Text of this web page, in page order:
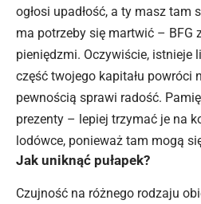
ogłosi upadłość, a ty masz tam
ma potrzeby się martwić – BFG
pieniędzmi. Oczywiście, istnieje
część twojego kapitału powróci
pewnością sprawi radość.
prezenty – lepiej trzymać je na
lodówce, ponieważ tam mogą
Jak uniknąć pułapek?
Czujność na różnego rodzaju